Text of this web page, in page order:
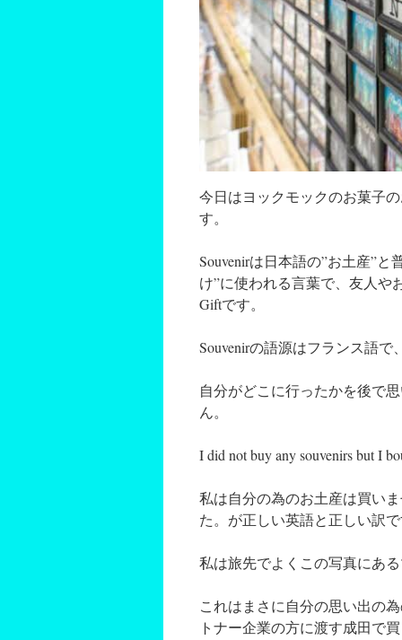
今日はヨックモックのお菓子
す。
Souvenirは日本語の”お土産”
け”に使われる言葉で、友人や
Giftです。
Souvenirの語源はフランス語
自分がどこに行ったかを後で
ん。
I did not buy any souvenirs but I
私は自分の為のお土産は買い
た。が正しい英語と正しい訳
私は旅先でよくこの写真にあ
これはまさに自分の思い出の
トナー企業の方に渡す成田で